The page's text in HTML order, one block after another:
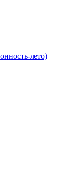
лето)